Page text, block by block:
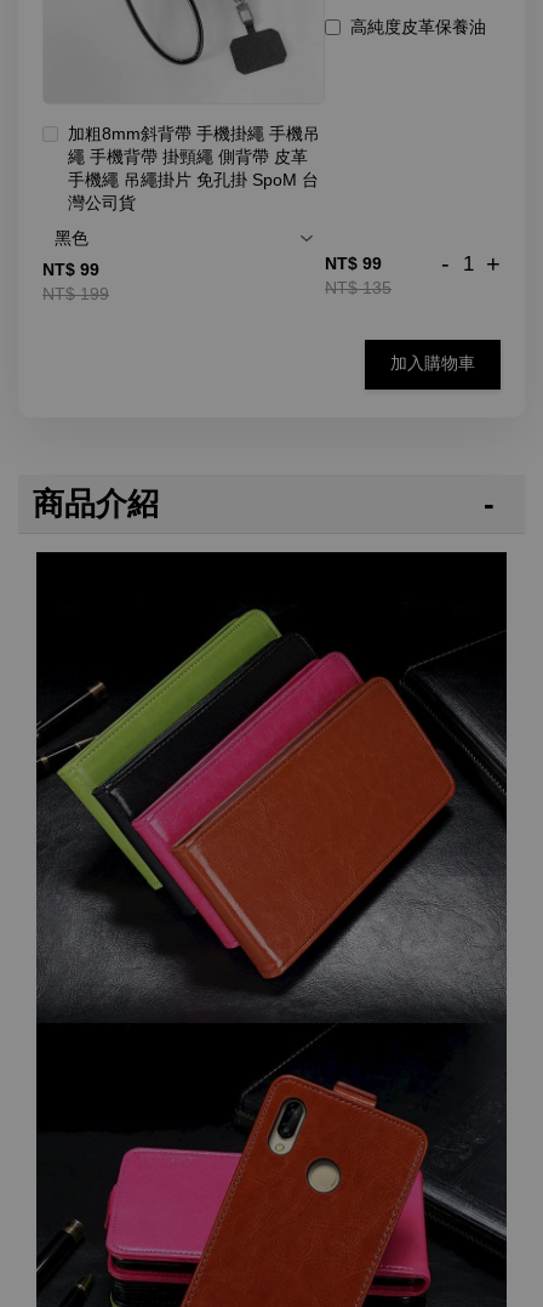
加粗8mm斜背帶 手機掛繩 手機吊
繩 手機背帶 掛頸繩 側背帶 皮革
手機繩 吊繩掛片 免孔掛 SpoM 台
灣公司貨
NT$ 99
NT$ 199
高純度皮革保養油
NT$ 99
NT$ 135
- +
加入購物車
商品介紹